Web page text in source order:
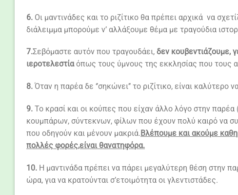
6. Οι μαντινάδες και το ριζίτικο θα πρέπει αρχικά να
διάλειμμα μπορούμε ν’ αλλάξουμε θέμα με τραγούδια
7.Σεβόμαστε αυτόν που τραγουδάει, δεν κουβεντιάζουμε,
ιεροτελεστίαόπως τους ύμνους της εκκλησίας που τους
8. Όταν η παρέα δε ‘’σηκώνει’’ το ριζίτικο, είναι
9. Το κρασί και οι κούπες που είχαν άλλο λόγο στην
κουμπάρων, σύντεκνων, φίλων που έχουν πολύ καιρό να
που οδηγούν και μένουν μακριά.Βλέπουμε και ακούμε
πολλές φορές,είναι θανατηφόρα.
10. Η μαντινάδα πρέπει να πάρει μεγαλύτερη θέση στην
ώρα, για να κρατούνται σ’ετοιμότητα οι γλεντιστάδες.